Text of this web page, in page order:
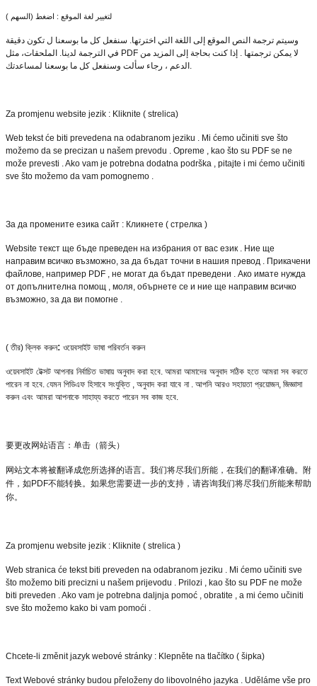
لتغيير لغة الموقع : اضغط (السهم )
وسيتم ترجمة النص الموقع إلى اللغة التي اخترتها. سنفعل كل ما بوسعنا ل تكون دقيقة
في الترجمة لدينا. الملحقات، مثل PDF لا يمكن ترجمتها . إذا كنت بحاجة إلى المزيد من
الدعم ، رجاء سألت وسنفعل كل ما بوسعنا لمساعدتك.
Za promjenu website jezik : Kliknite ( strelica)
Web tekst će biti prevedena na odabranom jeziku . Mi ćemo učiniti sve što
možemo da se precizan u našem prevodu . Opreme , kao što su PDF se ne
može prevesti . Ako vam je potrebna dodatna podrška , pitajte i mi ćemo učiniti
sve što možemo da vam pomognemo .
За да промените езика сайт : Кликнете ( стрелка )
Website текст ще бъде преведен на избрания от вас език . Ние ще
направим всичко възможно, за да бъдат точни в нашия превод . Прикачени
файлове, например PDF , не могат да бъдат преведени . Ако имате нужда
от допълнителна помощ , моля, обърнете се и ние ще направим всичко
възможно, за да ви помогне .
(তীর) ক্লিক করুন: ওয়েবসাইট ভাষা পরিবর্তন করুন
ওয়েবসাইট টেক্সট আপনার নির্বাচিত ভাষায় অনুবাদ করা হবে. আমরা আমাদের অনুবাদ সঠিক হতে আমরা সব করতে
পারেন না হবে. যেমন পিডিএফ হিসাবে সংযুক্তি , অনুবাদ করা যাবে না. আপনি আরও সহায়তা প্রয়োজন, জিজ্ঞাসা
করুন এবং আমরা আপনাকে সাহায্য করতে পারেন সব কাজ হবে.
要更改网站语言： 单击 （箭头）
网站文本将被翻译成您所选择的语言。我们将尽我们所能，在我们的翻译准确。附
件，如PDF不能转换。如果您需要进一步的支持， 请咨询我们将尽我们所能来帮助
你。
Za promjenu website jezik : Kliknite ( strelica )
Web stranica će tekst biti preveden na odabranom jeziku . Mi ćemo učiniti sve
što možemo biti precizni u našem prijevodu . Prilozi , kao što su PDF ne može
biti preveden . Ako vam je potrebna daljnja pomoć , obratite , a mi ćemo učiniti
sve što možemo kako bi vam pomoći .
Chcete-li změnit jazyk webové stránky : Klepněte na tlačítko ( šipka)
Text Webové stránky budou přeloženy do libovolného jazyka . Uděláme vše pro